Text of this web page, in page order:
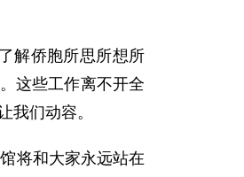
解侨胞所思所想所
这些工作离不开全
我们动容。
将和大家永远站在